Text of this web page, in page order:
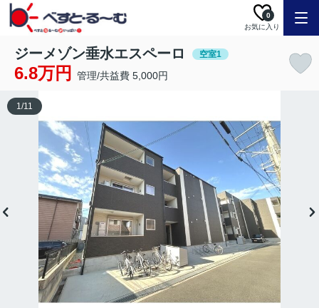
お気に入り
0
ジーメゾン垂水エスペーロ 空室1
6.8万円 管理/共益費 5,000円
1/11